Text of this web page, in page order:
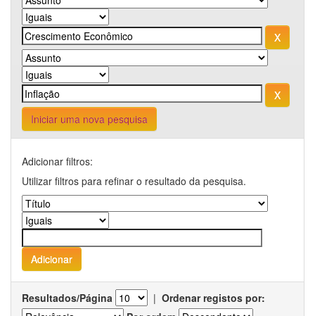
Iniciar uma nova pesquisa
Adicionar filtros:
Utilizar filtros para refinar o resultado da pesquisa.
Resultados/Página | Ordenar registos por: